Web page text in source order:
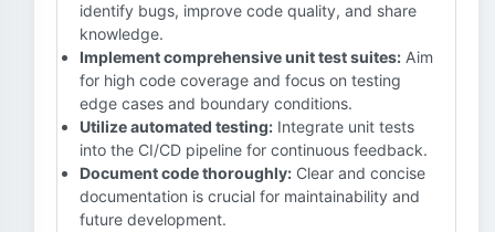
identify bugs, improve code quality, and share
knowledge.
Implement comprehensive unit test suites: Aim
for high code coverage and focus on testing
edge cases and boundary conditions.
Utilize automated testing: Integrate unit tests
into the CI/CD pipeline for continuous feedback.
Document code thoroughly: Clear and concise
documentation is crucial for maintainability and
future development.